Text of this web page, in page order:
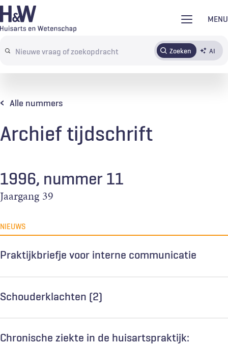
Overslaan
en
de
MENU
Search
terms
Zoeken AI
AbonnerenTijdschrift Inloggen
Alle nummers
Archief tijdschrift
1996, nummer 11
Jaargang 39
NIEUWS
Praktijkbriefje voor interne communicatie
Schouderklachten (2)
Chronische ziekte in de huisartspraktijk: